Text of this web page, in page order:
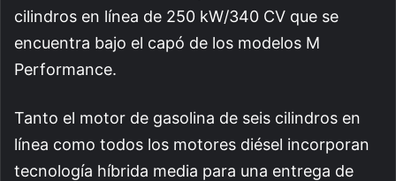
cilindros en línea de 250 kW/340 CV que se
encuentra bajo el capó de los modelos M
Performance.
Tanto el motor de gasolina de seis cilindros en
línea como todos los motores diésel incorporan
tecnología híbrida media para una entrega de